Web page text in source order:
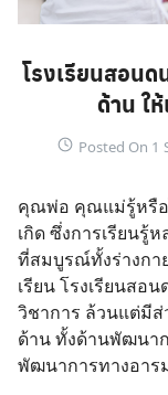
English
โรงเรียนสอน
ด้าน ใ
Posted On 1
คุณพ่อ คุณแม่รู้หรือ
เกิด ซึ่งการเรียนรู้
ที่สมบูรณ์ทั้งร่างกา
เรียน โรงเรียนสอ
วิชาการ ล้วนแต่มีส่
ด้าน ทั้งด้านพัฒนา
พัฒนาการทางอา